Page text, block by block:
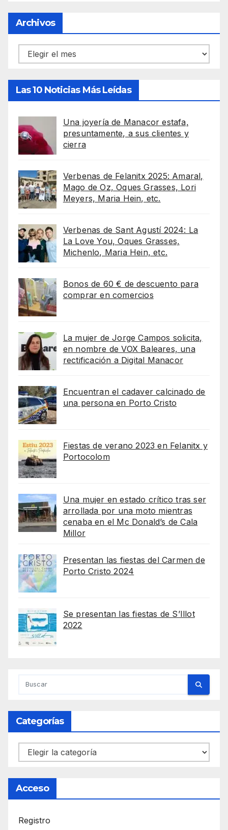
Archivos
Archivos
Las 10 Noticias Más Leídas
Una joyería de Manacor estafa,
presuntamente, a sus clientes y
cierra
Verbenas de Felanitx 2025: Amaral,
Mago de Oz, Oques Grasses, Lori
Meyers, Maria Hein, etc.
Verbenas de Sant Agustí 2024: La
La Love You, Oques Grasses,
Michenlo, Maria Hein, etc.
Bonos de 60 € de descuento para
comprar en comercios
La mujer de Jorge Campos solicita,
en nombre de VOX Baleares, una
rectificación a Digital Manacor
Encuentran el cadaver calcinado de
una persona en Porto Cristo
Fiestas de verano 2023 en Felanitx y
Portocolom
Una mujer en estado crítico tras ser
arrollada por una moto mientras
cenaba en el Mc Donald’s de Cala
Millor
Presentan las fiestas del Carmen de
Porto Cristo 2024
Se presentan las fiestas de S’Illot
2022
Categorías
Categorías
Acceso
Registro